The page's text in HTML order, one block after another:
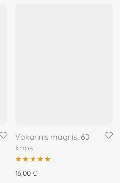
Vakarinis magnis, 60
kaps.
Įvertinimas:
16,00 €